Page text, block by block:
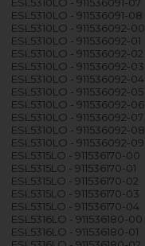
ESL5310LO - 911536091-08
ESL5310LO - 911536092-00
ESL5310LO - 911536092-01
ESL5310LO - 911536092-02
ESL5310LO - 911536092-03
ESL5310LO - 911536092-04
ESL5310LO - 911536092-05
ESL5310LO - 911536092-06
ESL5310LO - 911536092-07
ESL5310LO - 911536092-08
ESL5310LO - 911536092-09
ESL5315LO - 911536170-00
ESL5315LO - 911536170-01
ESL5315LO - 911536170-02
ESL5315LO - 911536170-03
ESL5315LO - 911536170-04
ESL5316LO - 911536180-00
ESL5316LO - 911536180-01